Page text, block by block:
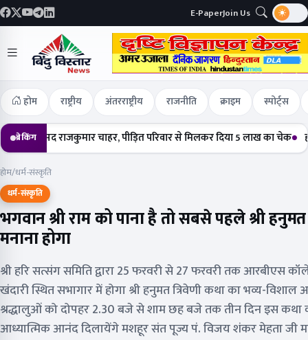
E-PaperJoin Us
होम राष्ट्रीय अंतरराष्ट्रीय राजनीति क्राइम स्पोर्ट्स
ब्रेकिंग
राजकुमार चाहर, पीड़ित परिवार से मिलकर दिया 5 लाख का चेक हर्षोल्लास
होम/धर्म-संस्कृति
धर्म-संस्कृति
भगवान श्री राम को पाना है तो सबसे पहले श्री
मनाना होगा
श्री हरि सत्संग समिति द्वारा 25 फरवरी से 27 फरवरी तक आरबीएस
खंदारी स्थित सभागार में होगा श्री हनुमत त्रिवेणी कथा का भव्य-
श्रद्धालुओं को दोपहर 2.30 बजे से शाम छह बजे तक तीन दिन इस कथा
आध्यात्मिक आनंद दिलायेंगे मशहूर संत पूज्य पं. विजय शंकर मेहता जी